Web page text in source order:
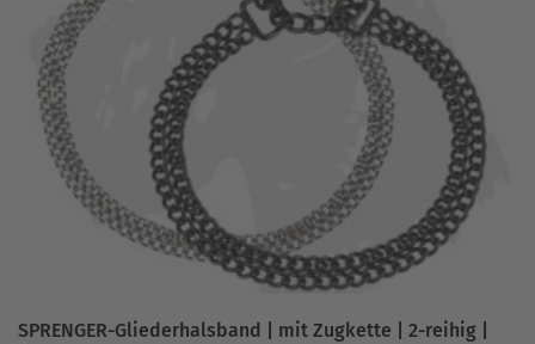
Optionen
können
der
Produktseite
gewählt
werden
SPRENGER-Gliederhalsband | mit Zugkette | 2-reihig |